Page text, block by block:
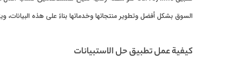
السوق بشكل أفضل وتطوير منتجاتها وخدماتها بناءً على هذه
كيفية عمل تطبيق حل الاستبيانات